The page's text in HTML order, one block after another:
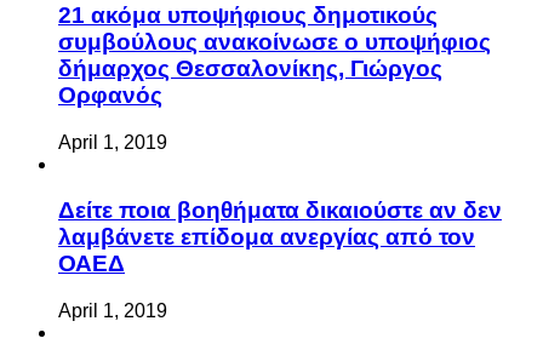
21 ακόμα υποψήφιους δημοτικούς
συμβούλους ανακοίνωσε ο υποψήφιος
δήμαρχος Θεσσαλονίκης, Γιώργος
Ορφανός
April 1, 2019
Δείτε ποια βοηθήματα δικαιούστε αν δεν
λαμβάνετε επίδομα ανεργίας από τον
ΟΑΕΔ
April 1, 2019